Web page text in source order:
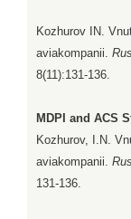
Kozhurov IN.
aviakompanii.
8(11):131-136.
MDPI and ACS
Kozhurov, I.N.
aviakompanii.
131-136.